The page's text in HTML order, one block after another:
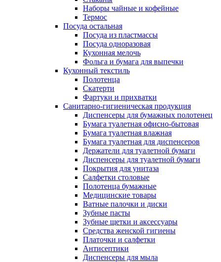
Наборы чайные и кофейные
Термос
Посуда остальная
Посуда из пластмассы
Посуда одноразовая
Кухонная мелочь
Фольга и бумага для выпечки
Кухонный текстиль
Полотенца
Скатерти
Фартуки и прихватки
Санитарно-гигиеническая продукция
Диспенсеры для бумажных полотенец
Бумага туалетная офисно-бытовая
Бумага туалетная влажная
Бумага туалетная для диспенсеров
Держатели для туалетной бумаги
Диспенсеры для туалетной бумаги
Покрытия для унитаза
Салфетки столовые
Полотенца бумажные
Медицинские товары
Ватные палочки и диски
Зубные пасты
Зубные щетки и аксессуары
Средства женской гигиены
Платочки и салфетки
Антисептики
Диспенсеры для мыла